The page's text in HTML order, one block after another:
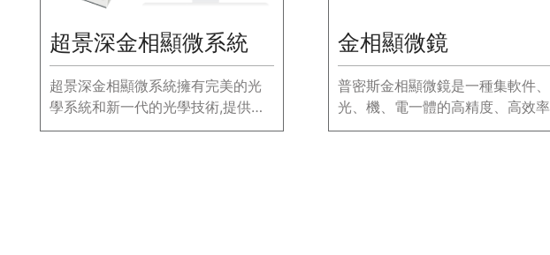
超景深金相顯微系統
超景深金相顯微系統擁有完美的光
學系統和新一代的光學技術,提供了
優秀的光學效果和同樣出色的人機
金相顯微鏡
普密斯金相顯微鏡是一種集軟件、
光、機、電一體的高精度、高效率
的顯微測量儀器